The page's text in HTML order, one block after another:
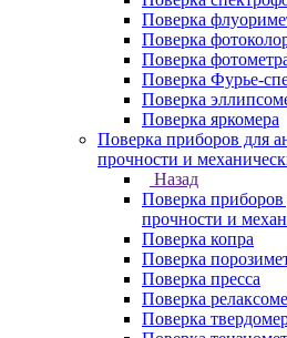
Поверка
Поверка
Поверка
Поверка Фурье-
Поверка
Поверка яркомера
Поверка приборов для
прочности и
Назад
Поверка приборов
прочности и
Поверка копра
Поверка
Поверка пресса
Поверка
Поверка